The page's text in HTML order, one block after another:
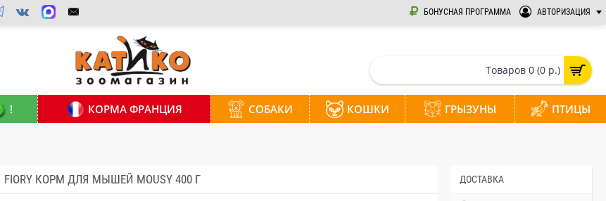
БОНУСНАЯ ПРОГРАММА АВТОРИЗАЦИЯ
Товаров 0 (0 р.)
! КОРМА ФРАНЦИЯ СОБАКИ КОШКИ ГРЫЗУНЫ ПТИЦЫ
ДОСТАВКА
FIORY КОРМ ДЛЯ МЫШЕЙ MOUSY 400 Г